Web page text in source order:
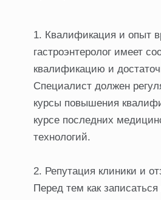
Квалификация и опыт
гастроэнтеролог имеет
квалификацию и
Специалист должен
курсы повышения
курсе последних
технологий.
Репутация клиники и
Перед тем как